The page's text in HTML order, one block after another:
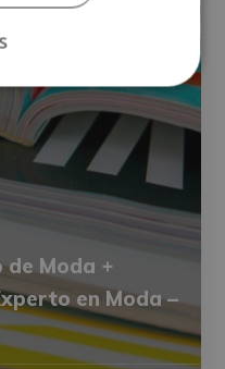
de Moda +
en Moda –